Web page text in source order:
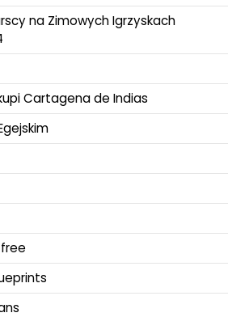
na Zimowych Igrzyskach
Cartagena de Indias